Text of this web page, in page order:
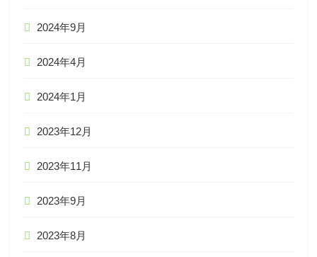
2024年9月
2024年4月
2024年1月
2023年12月
2023年11月
2023年9月
2023年8月